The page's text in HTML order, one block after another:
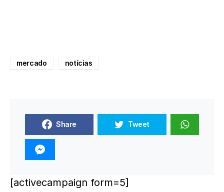
mercado notícias
Share Tweet
[activecampaign form=5]